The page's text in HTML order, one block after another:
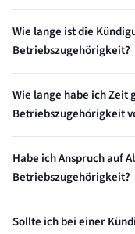
Wie lange ist die
Betriebszugehörigkeit?
Kündigungsfrist 3
Abs. 2 BGB). Diese
verlängert, aber nicht
Kündigungsfrist macht
angreifbar — sie wird
Wie lange habe ich Zeit
Betriebszugehörigkeit
Zeit,
KSchG). Diese Frist ist
Kündigung als
seltenen
nach § 5 KSchG
Habe ich Anspruch auf
Betriebszugehörigkeit?
nicht. Die
Sollte ich bei einer